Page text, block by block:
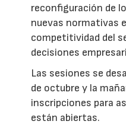
reconfiguración de
nuevas normativas
competitividad del
decisiones
Las sesiones se
de octubre y la
inscripciones para
están abiertas.